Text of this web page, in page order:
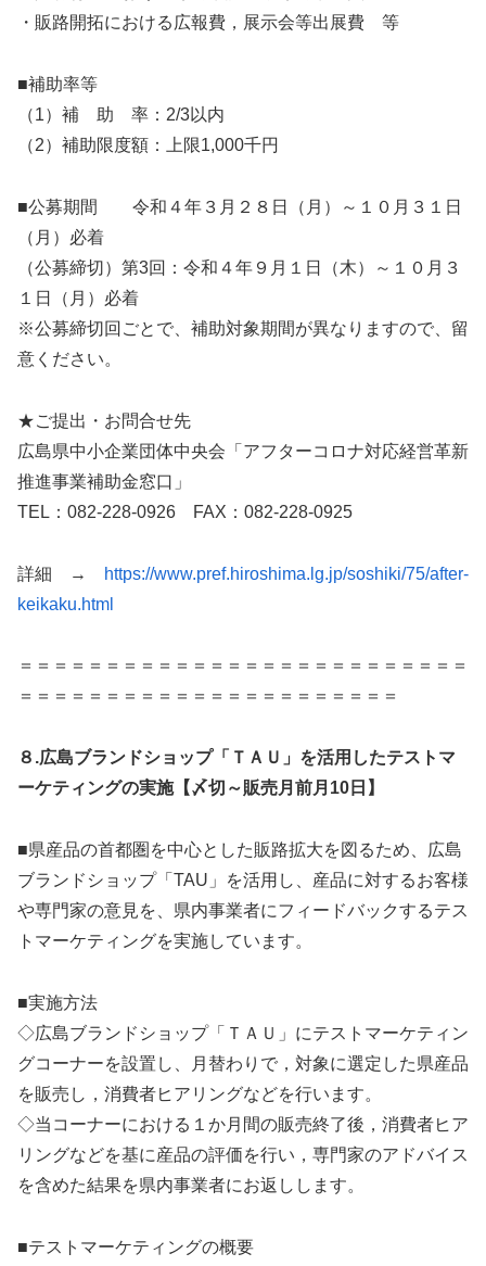
・販路開拓における広報費，展示会等出展費 等
■補助率等
（1）補 助 率：2/3以内
（2）補助限度額：上限1,000千円
■公募期間 令和４年３月２８日（月）～１０月３１日
（月）必着
（公募締切）第3回：令和４年９月１日（木）～１０月３
１日（月）必着
※公募締切回ごとで、補助対象期間が異なりますので、留
意ください。
★ご提出・お問合せ先
広島県中小企業団体中央会「アフターコロナ対応経営革新
推進事業補助金窓口」
TEL：082-228-0926 FAX：082-228-0925
詳細 →
https://www.pref.hiroshima.lg.jp/soshiki/75/after-
keikaku.html
＝＝＝＝＝＝＝＝＝＝＝＝＝＝＝＝＝＝＝＝＝＝＝＝＝＝
＝＝＝＝＝＝＝＝＝＝＝＝＝＝＝＝＝＝＝＝＝＝
８.広島ブランドショップ「ＴＡＵ」を活用したテストマ
ーケティングの実施【〆切～販売月前月10日】
■県産品の首都圏を中心とした販路拡大を図るため、広島
ブランドショップ「TAU」を活用し、産品に対するお客様
や専門家の意見を、県内事業者にフィードバックするテス
トマーケティングを実施しています。
■実施方法
◇広島ブランドショップ「ＴＡＵ」にテストマーケティン
グコーナーを設置し、月替わりで，対象に選定した県産品
を販売し，消費者ヒアリングなどを行います。
◇当コーナーにおける１か月間の販売終了後，消費者ヒア
リングなどを基に産品の評価を行い，専門家のアドバイス
を含めた結果を県内事業者にお返しします。
■テストマーケティングの概要